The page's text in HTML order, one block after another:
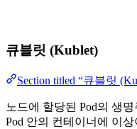
큐블릿 (Kublet)
Section titled “큐블릿
노드에 할당된 Pod의 생
Pod 안의 컨테이너에 이